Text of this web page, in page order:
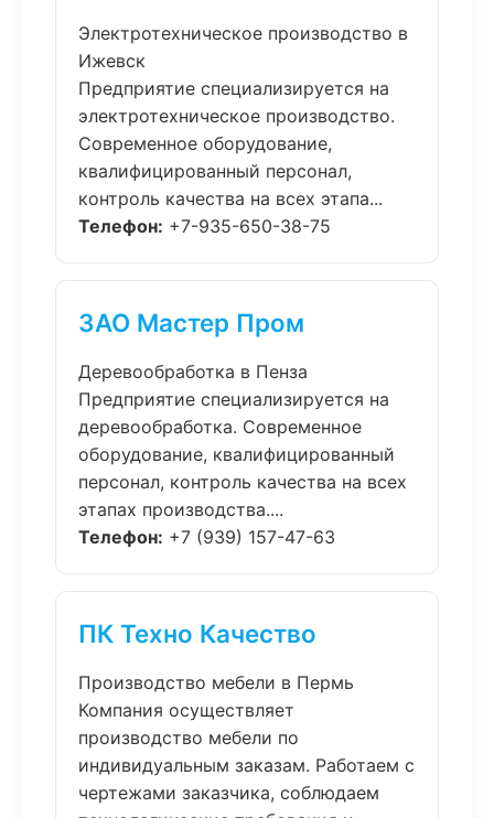
Электротехническое производство в
Ижевск
Предприятие специализируется на
электротехническое производство.
Современное оборудование,
квалифицированный персонал,
контроль качества на всех этапа...
Телефон: +7-935-650-38-75
ЗАО Мастер Пром
Деревообработка в Пенза
Предприятие специализируется на
деревообработка. Современное
оборудование, квалифицированный
персонал, контроль качества на всех
этапах производства....
Телефон: +7 (939) 157-47-63
ПК Техно Качество
Производство мебели в Пермь
Компания осуществляет
производство мебели по
индивидуальным заказам. Работаем с
чертежами заказчика, соблюдаем